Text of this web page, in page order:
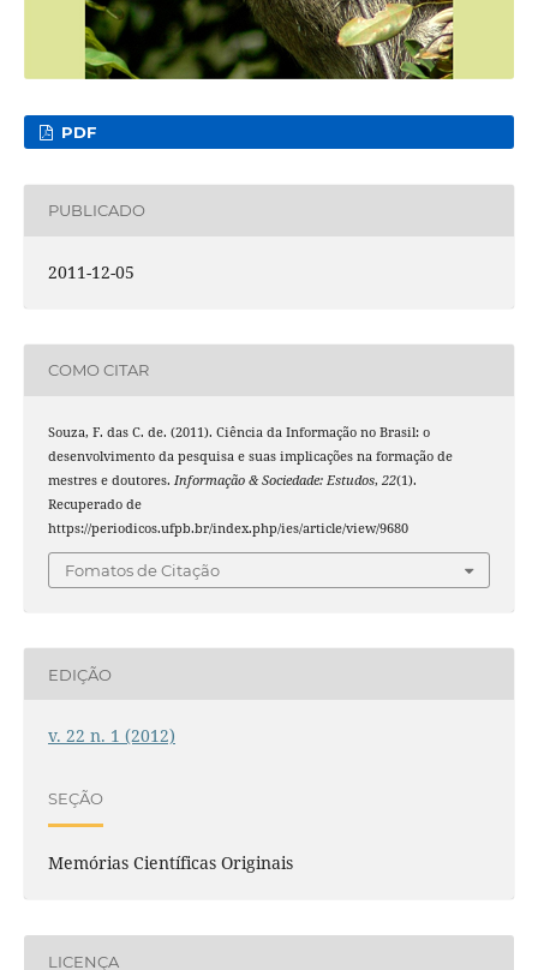
PDF
PUBLICADO
2011-12-05
COMO CITAR
Souza, F. das C. de. (2011). Ciência da Informação no Brasil: o
desenvolvimento da pesquisa e suas implicações na formação de
mestres e doutores. Informação & Sociedade: Estudos, 22(1).
Recuperado de
https://periodicos.ufpb.br/index.php/ies/article/view/9680
Fomatos de Citação
EDIÇÃO
v. 22 n. 1 (2012)
SEÇÃO
Memórias Científicas Originais
LICENÇA